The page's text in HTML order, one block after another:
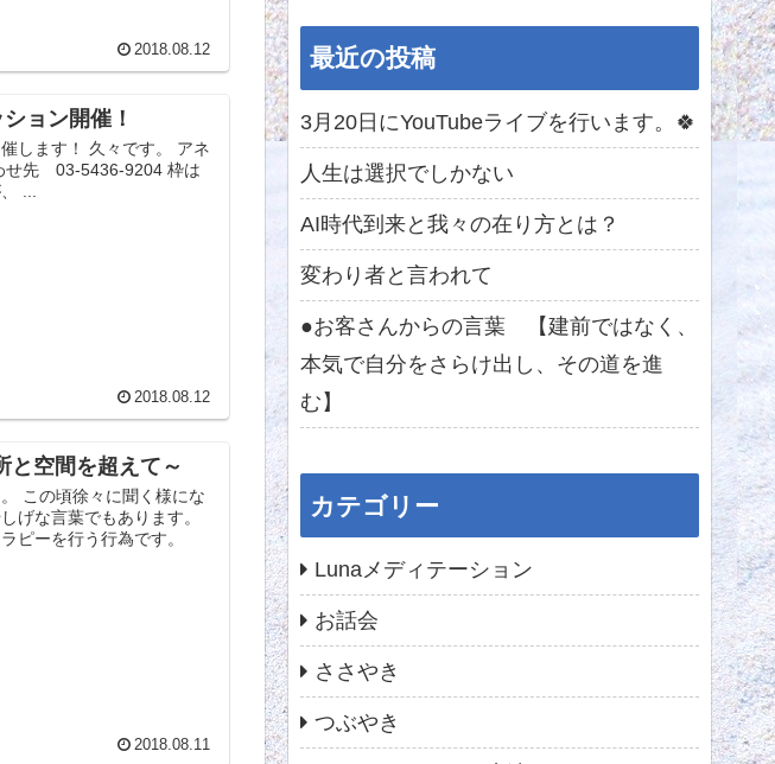
2018.08.12
ョン開催！
します！ 久々です。 アネ
せ先 03-5436-9204 枠は
...
2018.08.12
と空間を超えて～
この頃徐々に聞く様にな
げな言葉でもあります。
ピーを行う行為です。
2018.08.11
最近の投稿
3月20日にYouTubeライブを行います。🍀
人生は選択でしかない
AI時代到来と我々の在り方とは？
変わり者と言われて
●お客さんからの言葉 【建前ではなく、
本気で自分をさらけ出し、その道を進
む】
カテゴリー
Lunaメディテーション
お話会
ささやき
つぶやき